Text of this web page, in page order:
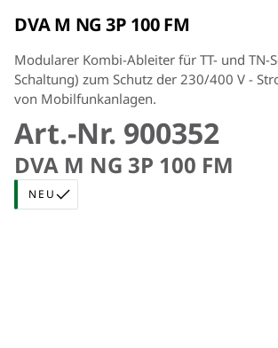
DVA M NG 3P 100 FM
Modularer Kombi-Ableiter für TT- und TN-
Schaltung) zum Schutz der 230/400 V -
von Mobilfunkanlagen.
Art.-Nr. 900352
DVA M NG 3P 100 FM
NEU